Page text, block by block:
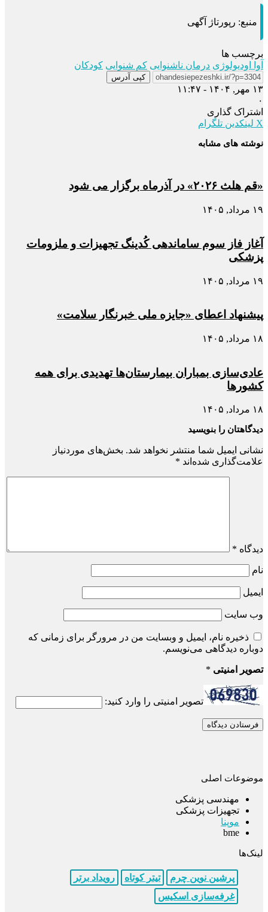
منبع: رپورتاژ آگهی
برچسب ها
آوا اودیولوژی درمان ناشنوایی کم شنوایی کودکان
کپی آدرس
۱۳ مهر, ۱۴۰۴ - ۱۱:۴۷
۰
اشتراک گذاری
X لینکدین تلگرام
نوشته های مشابه
«قم هلث ۲۰۲۶» در آذرماه برگزار می شود
۱۹ مرداد, ۱۴۰۵
آغاز فاز سوم ساماندهی کُدینگ تجهیزات و ملزومات
پزشکی
۱۹ مرداد, ۱۴۰۵
پیشنهاد اعطای «جایزه ملی خبرنگار سلامت»
۱۸ مرداد, ۱۴۰۵
عادی‌سازی بمباران بیمارستان‌ها تهدیدی برای همه
کشورها
۱۸ مرداد, ۱۴۰۵
دیدگاهتان را بنویسید
نشانی ایمیل شما منتشر نخواهد شد. بخش‌های موردنیاز
علامت‌گذاری شده‌اند *
دیدگاه *
نام
ایمیل
وب‌ سایت
ذخیره نام، ایمیل و وبسایت من در مرورگر برای زمانی که
دوباره دیدگاهی می‌نویسم.
تصویر امنیتی *
تصویر امنیتی را وارد کنید:
موضوعات اصلی
مهندسی پزشکی
تجهیزات پزشکی
موپنا
bme
لینک‌ها
پرشین نوین چرم تیتر کوتاه
رویداد برتر
غرفه‌سازی اسکیس